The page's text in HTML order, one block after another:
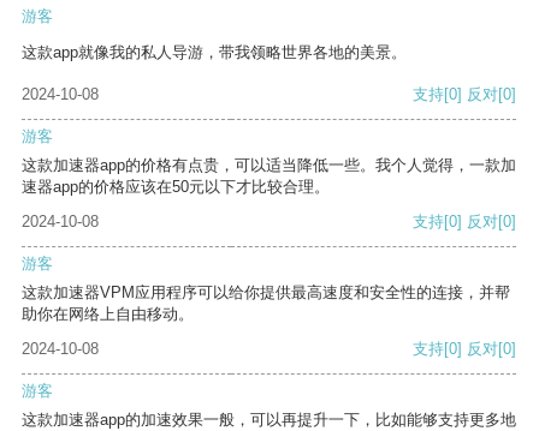
游客
这款app就像我的私人导游，带我领略世界各地的美景。
2024-10-08 支持[0] 反对[0]
游客
这款加速器app的价格有点贵，可以适当降低一些。我个人觉得，一款加
速器app的价格应该在50元以下才比较合理。
2024-10-08
支持[0] 反对[0]
游客
这款加速器VPM应用程序可以给你提供最高速度和安全性的连接，并帮
助你在网络上自由移动。
2024-10-08
支持[0] 反对[0]
游客
这款加速器app的加速效果一般，可以再提升一下，比如能够支持更多地